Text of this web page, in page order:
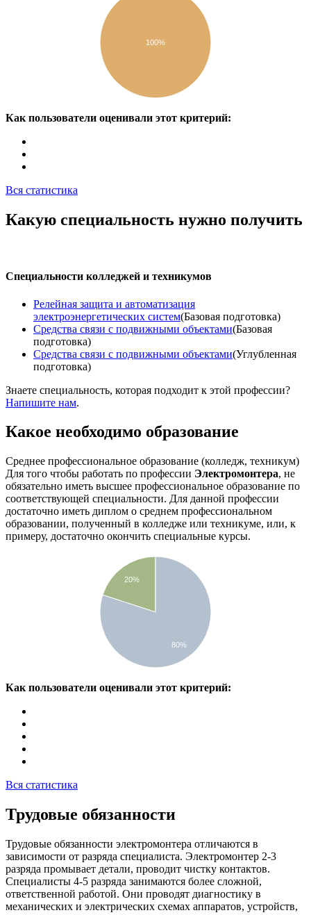
100%
Как пользователи оценивали этот критерий:
Вся статистика
Какую специальность нужно получить
Специальности колледжей и техникумов
Релейная защита и автоматизация
электроэнергетических систем(Базовая подготовка)
Средства связи с подвижными объектами(Базовая
подготовка)
Средства связи с подвижными объектами(Углубленная
подготовка)
Знаете специальность, которая подходит к этой профессии?
Напишите нам.
Какое необходимо образование
Среднее профессиональное образование (колледж, техникум)
Для того чтобы работать по профессии Электромонтера, не
обязательно иметь высшее профессиональное образование по
соответствующей специальности. Для данной профессии
достаточно иметь диплом о среднем профессиональном
образовании, полученный в колледже или техникуме, или, к
примеру, достаточно окончить специальные курсы.
20%
80%
Как пользователи оценивали этот критерий:
Вся статистика
Трудовые обязанности
Трудовые обязанности электромонтера отличаются в
зависимости от разряда специалиста. Электромонтер 2-3
разряда промывает детали, проводит чистку контактов.
Специалисты 4-5 разряда занимаются более сложной,
ответственной работой. Они проводят диагностику в
механических и электрических схемах аппаратов, устройств,